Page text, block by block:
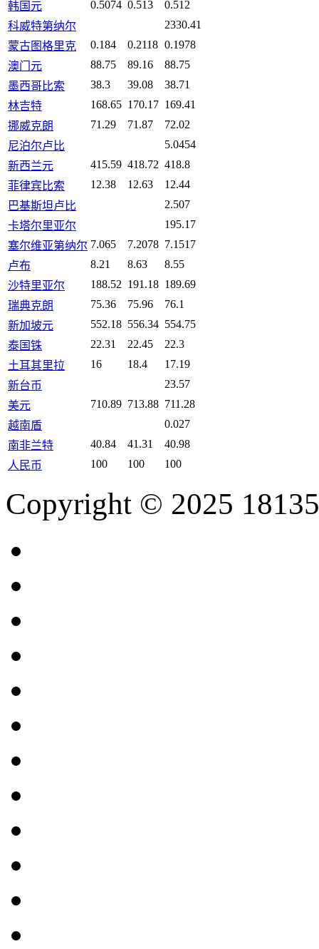
韩国元 0.5074 0.513
0.512
科威特第纳尔
2330.41
蒙古图格里克
0.184 0.2118 0.1978
澳门元
88.75 89.16
88.75
墨西哥比索
38.3 39.08
38.71
林吉特
168.65 170.17 169.41
挪威克朗
71.29 71.87
72.02
尼泊尔卢比
5.0454
新西兰元
415.59 418.72 418.8
菲律宾比索
12.38 12.63
12.44
巴基斯坦卢比
2.507
卡塔尔里亚尔
195.17
塞尔维亚第纳尔 7.065 7.2078 7.1517
卢布
8.21 8.63
8.55
沙特里亚尔
188.52 191.18 189.69
瑞典克朗
75.36 75.96
76.1
新加坡元
552.18 556.34 554.75
泰国铢
22.31 22.45
22.3
土耳其里拉
16 18.4
17.19
新台币
23.57
美元
710.89 713.88 711.28
越南盾
0.027
南非兰特
40.84 41.31
40.98
人民币
100 100 100
Copyright © 2025